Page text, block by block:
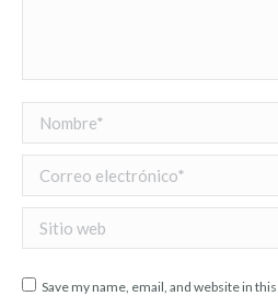
Nombre *
Correo electrónico *
Sitio web
Save my name, email, and website in